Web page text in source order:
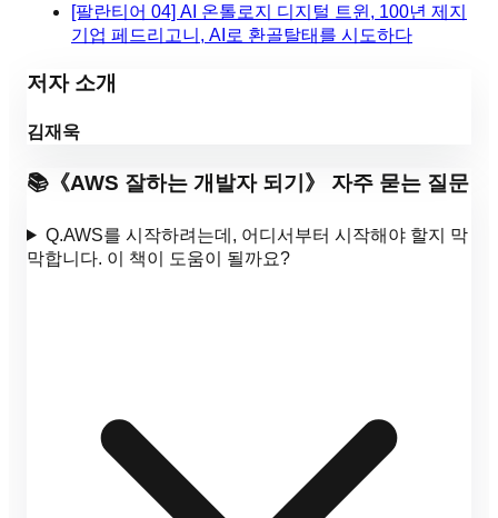
[팔란티어 04] AI 온톨로지 디지털 트윈, 100년 제지
기업 페드리고니, AI로 환골탈태를 시도하다
저자 소개
김재욱
📚 《AWS 잘하는 개발자 되기 》 자주 묻는 질문
Q.AWS를 시작하려는데, 어디서부터 시작해야 할지 막
막합니다. 이 책이 도움이 될까요?